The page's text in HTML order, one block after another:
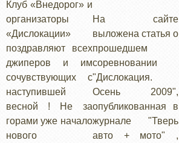
Клуб «Внедорог» и
организаторы
«Дислокации»
поздравляют всех
джиперов и им
сочувствующих с
наступившей
весной ! Не за
горами уже начало
нового
На сайте
выложена статья о
прошедшем
соревновании
"Дислокация.
Осень 2009",
опубликованная в
журнале "Тверь
авто + мото" ,